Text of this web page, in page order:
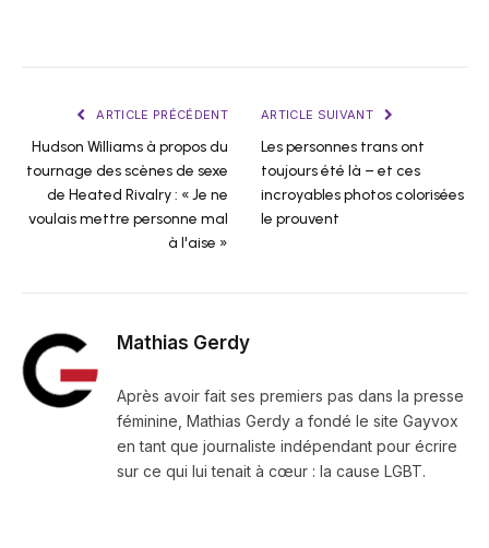
ARTICLE PRÉCÉDENT
Hudson Williams à propos du
tournage des scènes de sexe
de Heated Rivalry : « Je ne
voulais mettre personne mal
à l'aise »
ARTICLE SUIVANT
Les personnes trans ont
toujours été là – et ces
incroyables photos colorisées
le prouvent
Mathias Gerdy
Après avoir fait ses premiers pas dans la presse
féminine, Mathias Gerdy a fondé le site Gayvox
en tant que journaliste indépendant pour écrire
sur ce qui lui tenait à cœur : la cause LGBT.